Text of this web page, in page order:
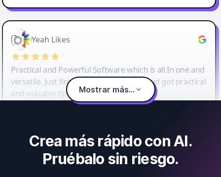
Yeah Likes
Practical and Powerful Software which is all In one and
versatile. Just finished their workshop and got practical
and valuable tips and tricks.
Mostrar más...
Crea más rápido con AI.
Pruébalo sin riesgo.